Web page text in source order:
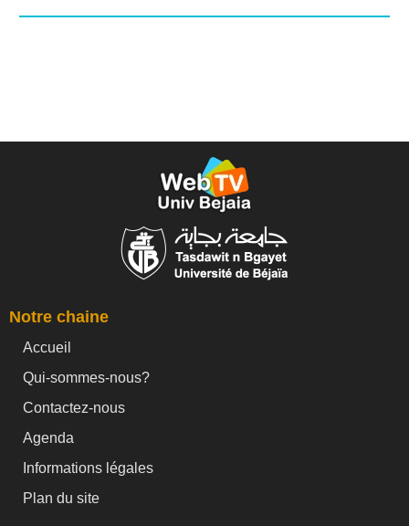
Notre chaine
Accueil
Qui-sommes-nous?
Contactez-nous
Agenda
Informations légales
Plan du site